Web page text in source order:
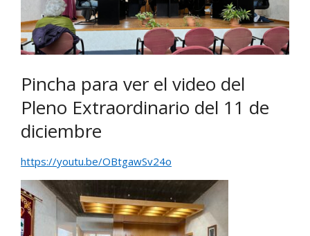
Pincha para ver el video del
Pleno Extraordinario del 11 de
diciembre
https://youtu.be/OBtgawSv24o